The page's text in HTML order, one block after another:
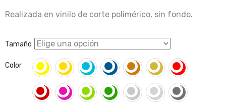
Realizada en vinilo de corte polimérico, sin fondo.
Tamaño
Color